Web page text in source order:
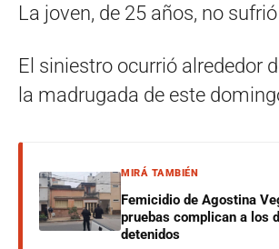
La joven, de 25 años, no
El siniestro ocurrió alrededor
la madrugada de este
MIRÁ TAMBIÉN
Femicidio de Agostina
pruebas complican a los
detenidos